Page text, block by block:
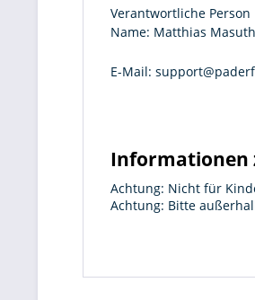
Verantwortliche Person
Name: Matthias Masuth
E-Mail:
Informationen
Achtung: Nicht für
Achtung: Bitte